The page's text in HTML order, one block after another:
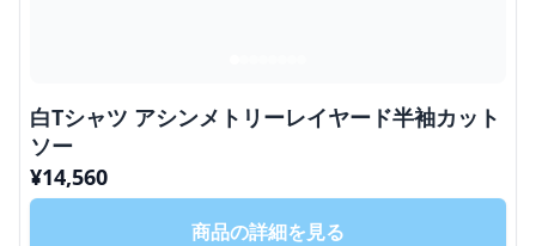
白Tシャツ アシンメトリーレイヤード半袖カット
ソー
¥14,560
商品の詳細を見る